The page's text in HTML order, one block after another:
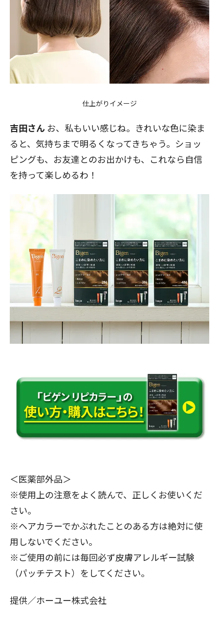
仕上がりイメージ
吉田さん お、私もいい感じね。きれいな色に染ま
ると、気持ちまで明るくなってきちゃう。ショッ
ピングも、お友達とのお出かけも、これなら自信
を持って楽しめるわ！
＜医薬部外品＞
※使用上の注意をよく読んで、正しくお使いくだ
さい。
※ヘアカラーでかぶれたことのある方は絶対に使
用しないでください。
※ご使用の前には毎回必ず皮膚アレルギー試験
（パッチテスト）をしてください。
提供／ホーユー株式会社